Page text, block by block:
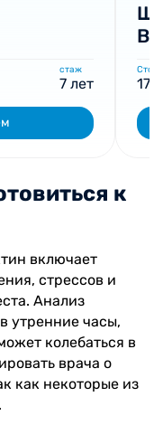
стаж
7 лет
к
включает
стрессов и
Анализ
утренние часы,
колебаться в
врача о
как некоторые из